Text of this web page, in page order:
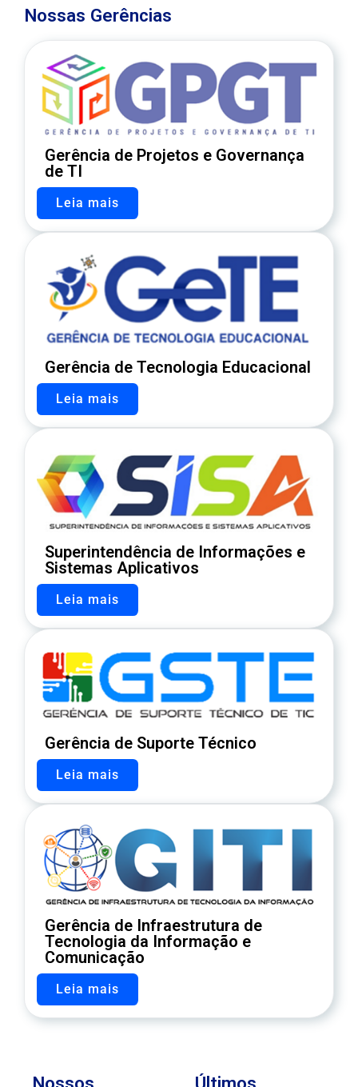
Nossas Gerências
Gerência de Projetos e Governança
de TI
Leia mais
Gerência de Tecnologia Educacional
Leia mais
Superintendência de Informações e
Sistemas Aplicativos
Leia mais
Gerência de Suporte Técnico
Leia mais
Gerência de Infraestrutura de
Tecnologia da Informação e
Comunicação
Leia mais